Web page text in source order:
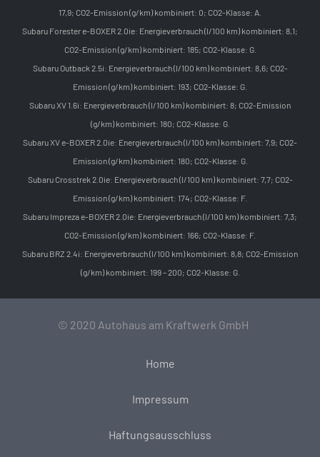
17,9; CO2-Emission (g/km) kombiniert: 0; CO2-Klasse: A.
Subaru Forester e-BOXER 2.0ie: Energieverbrauch (l/100 km) kombiniert: 8,1;
CO2-Emission (g/km) kombiniert: 185; CO2-Klasse: G.
Subaru Outback 2.5i: Energieverbrauch (l/100 km) kombiniert: 8,6; CO2-
Emission (g/km) kombiniert: 193; CO2-Klasse: G.
Subaru XV 1.6i: Energieverbrauch (l/100 km) kombiniert: 8; CO2-Emission
(g/km) kombiniert: 180; CO2-Klasse: G.
Subaru XV e-BOXER 2.0ie: Energieverbrauch (l/100 km) kombiniert: 7,9; CO2-
Emission (g/km) kombiniert: 180; CO2-Klasse: G.
Subaru Crosstrek 2.0ie: Energieverbrauch (l/100 km) kombiniert: 7,7; CO2-
Emission (g/km) kombiniert: 174; CO2-Klasse: F.
Subaru Impreza e-BOXER 2.0ie: Energieverbrauch (l/100 km) kombiniert: 7,3;
CO2-Emission (g/km) kombiniert: 166; CO2-Klasse: F.
Subaru BRZ 2.4i: Energieverbrauch (l/100 km) kombiniert: 8,8; CO2-Emission
(g/km) kombiniert: 199 – 200; CO2-Klasse: G.
© 2020 Autohaus am Kraftwerk GmbH
Home
Impressum
Haftungsausschluss